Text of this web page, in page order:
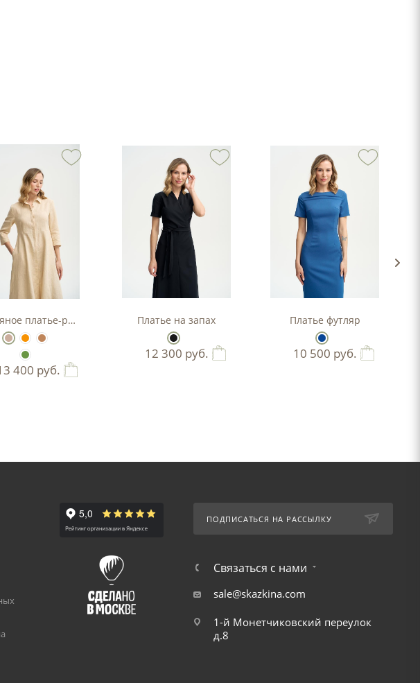
платье-рубашка А-силуэта
400 руб.
Платье на запах
12 300 руб.
Платье футляр
10 500 руб.
ПОДПИСАТЬСЯ НА РАССЫЛКУ
Связаться с нами
sale@skazkina.com
1-й Монетчиковский переулок
д.8